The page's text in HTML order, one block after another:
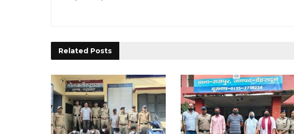
Related Posts